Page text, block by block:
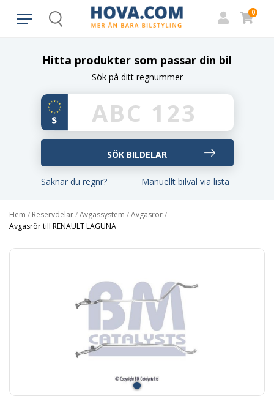
Search
0
Hitta produkter som passar din bil
Sök på ditt regnummer
Saknar du regnr? Manuellt bilval via lista
Hem / Reservdelar/Avgassystem /Avgasrör/
Avgasrör till RENAULT LAGUNA